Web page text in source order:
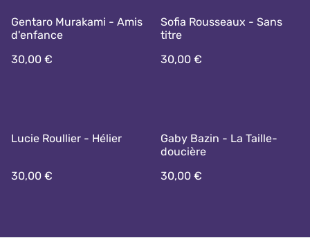
Gentaro Murakami - Amis
d'enfance
30,00 €
Sofia Rousseaux - Sans
titre
30,00 €
Lucie Roullier - Hélier
30,00 €
Gaby Bazin - La Taille-
doucière
30,00 €